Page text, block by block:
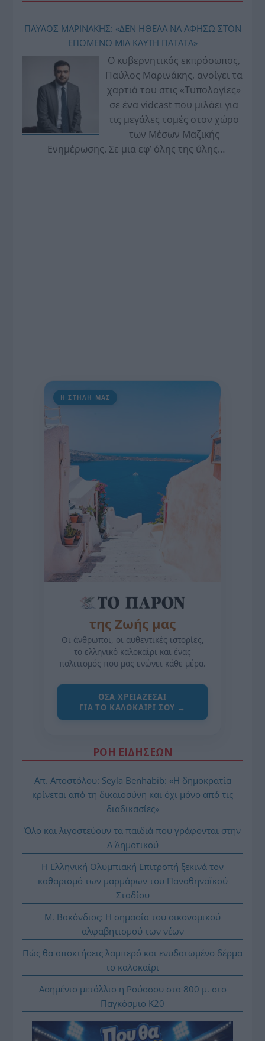
ΠΑΥΛΟΣ ΜΑΡΙΝΑΚΗΣ: «ΔΕΝ ΗΘΕΛΑ ΝΑ ΑΦΗΣΩ ΣΤΟΝ
ΕΠΟΜΕΝΟ ΜΙΑ ΚΑΥΤΗ ΠΑΤΑΤΑ»
Ο κυβερνητικός εκπρόσωπος,
Παύλος Μαρινάκης, ανοίγει τα
χαρτιά του στις «Τυπολογίες»
σε ένα vidcast που μιλάει για
τις μεγάλες τομές στον χώρο
των Μέσων Μαζικής
Ενημέρωσης. Σε μια εφ’ όλης της ύλης
Η ΣΤΗΛΗ ΜΑΣ
της Ζωής μας
Οι άνθρωποι, οι αυθεντικές ιστορίες,
το ελληνικό καλοκαίρι και ένας
πολιτισμός που μας ενώνει κάθε μέρα.
ΌΣΑ ΧΡΕΙΆΖΕΣΑΙ
ΓΙΑ ΤΟ ΚΑΛΟΚΑΊΡΙ ΣΟΥ →
ΡΟΗ ΕΙΔΗΣΕΩΝ
Απ. Αποστόλου: Seyla Benhabib: «Η δημοκρατία
κρίνεται από τη δικαιοσύνη και όχι μόνο από τις
διαδικασίες»
Όλο και λιγοστεύουν τα παιδιά που γράφονται στην
Α΄ Δημοτικού
Η Ελληνική Ολυμπιακή Επιτροπή ξεκινά τον
καθαρισμό των μαρμάρων του Παναθηναϊκού
Σταδίου
Μ. Βακόνδιος: H σημασία του οικονομικού
αλφαβητισμού των νέων
Πώς θα αποκτήσεις λαμπερό και ενυδατωμένο δέρμα
το καλοκαίρι
Ασημένιο μετάλλιο η Ρούσσου στα 800 μ. στο
Παγκόσμιο Κ20